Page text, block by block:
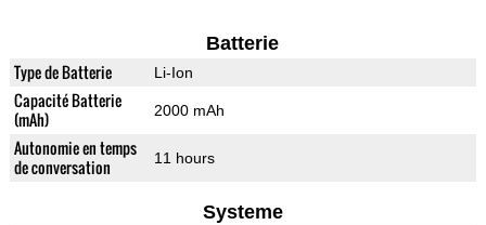
Batterie
Type de Batterie Li-Ion
Capacité Batterie
(mAh)
2000 mAh
Autonomie en temps
de conversation
11 hours
Systeme